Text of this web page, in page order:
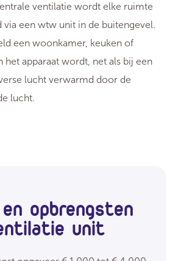
ventilatie wordt elke ruimte
via een wtw unit in de buitengevel.
een woonkamer, keuken of
het apparaat wordt, net als bij een
lucht verwarmd door de
lucht.
opbrengsten
unit